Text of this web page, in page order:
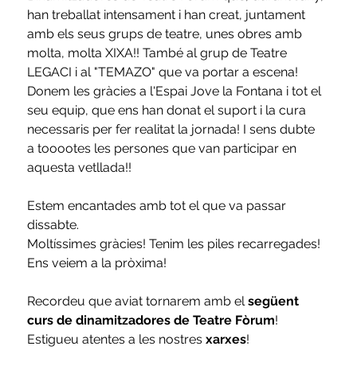
han treballat intensament i han creat, juntament
amb els seus grups de teatre, unes obres amb
molta, molta XIXA!! També al grup de Teatre
LEGACI i al "TEMAZO" que va portar a escena!
Donem les gràcies a l'Espai Jove la Fontana i tot el
seu equip, que ens han donat el suport i la cura
necessaris per fer realitat la jornada! I sens dubte
a tooootes les persones que van participar en
aquesta vetllada!!
Estem encantades amb tot el que va passar
dissabte.
Moltíssimes gràcies! Tenim les piles recarregades!
Ens veiem a la pròxima!
Recordeu que aviat tornarem amb el següent
curs de dinamitzadores de Teatre Fòrum!
Estigueu atentes a les nostres xarxes!